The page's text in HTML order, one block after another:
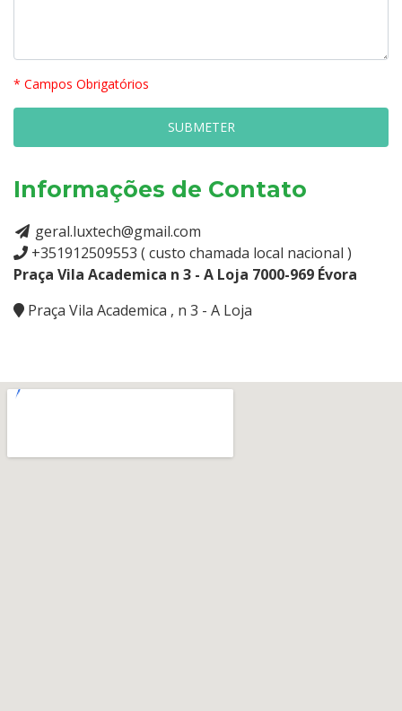
* Campos Obrigatórios
Informações de Contato
geral.luxtech@gmail.com
+351912509553 ( custo chamada local nacional )
Praça Vila Academica n 3 - A Loja 7000-969 Évora
Praça Vila Academica , n 3 - A Loja